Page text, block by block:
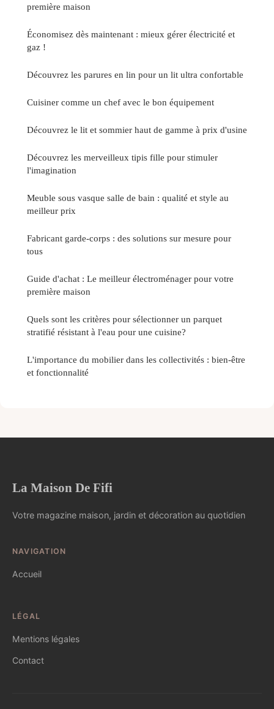
première maison
Économisez dès maintenant : mieux gérer électricité et
gaz !
Découvrez les parures en lin pour un lit ultra confortable
Cuisiner comme un chef avec le bon équipement
Découvrez le lit et sommier haut de gamme à prix d'usine
Découvrez les merveilleux tipis fille pour stimuler
l'imagination
Meuble sous vasque salle de bain : qualité et style au
meilleur prix
Fabricant garde-corps : des solutions sur mesure pour
tous
Guide d'achat : Le meilleur électroménager pour votre
première maison
Quels sont les critères pour sélectionner un parquet
stratifié résistant à l'eau pour une cuisine?
L'importance du mobilier dans les collectivités : bien-être
et fonctionnalité
La Maison De Fifi
Votre magazine maison, jardin et décoration au quotidien
NAVIGATION
Accueil
LÉGAL
Mentions légales
Contact